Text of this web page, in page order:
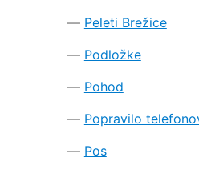
Peleti Brežice
Podložke
Pohod
Popravilo
Pos